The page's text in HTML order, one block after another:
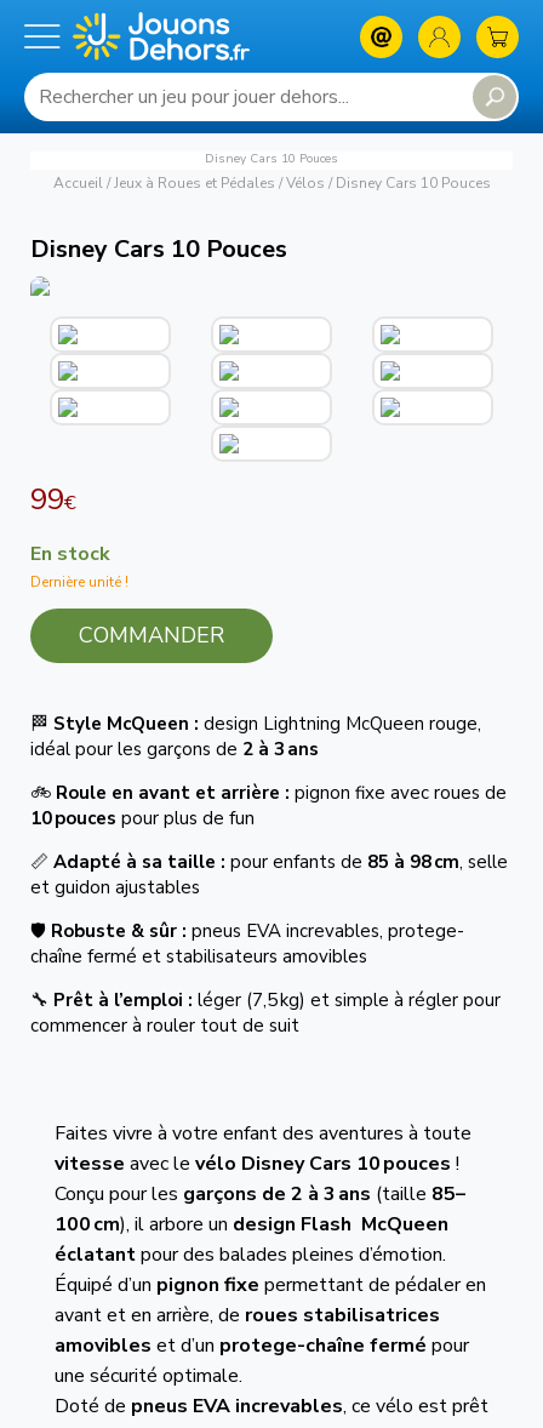
Disney Cars 10 Pouces
Accueil/ Jeux à Roues et Pédales / Vélos / Disney Cars 10 Pouces
Faites vivre à votre enfant des aventures à toute
vitesse avec le vélo Disney Cars 10 pouces !
Conçu pour les garçons de 2 à 3 ans (taille 85–
100 cm), il arbore un design Flash McQueen
éclatantpour des balades pleines d’émotion.
Équipé d’un pignon fixe permettant de pédaler en
avant et en arrière, de roues stabilisatrices
amovibles et d’un protege-chaîne fermé pour
une sécurité optimale.
Doté de pneus EVA increvables, ce vélo est prêt
Disney Cars 10 Pouces
99€
En stock
Dernière unité !
COMMANDER
🏁 Style McQueen : design Lightning McQueen rouge,
idéal pour les garçons de 2 à 3 ans
🚲 Roule en avant et arrière : pignon fixe avec roues de
10 pouces pour plus de fun
📏 Adapté à sa taille : pour enfants de 85 à 98 cm, selle
et guidon ajustables
🛡️ Robuste & sûr : pneus EVA increvables, protege-
chaîne fermé et stabilisateurs amovibles
🔧 Prêt à l’emploi : léger (7,5 kg) et simple à régler pour
commencer à rouler tout de suit